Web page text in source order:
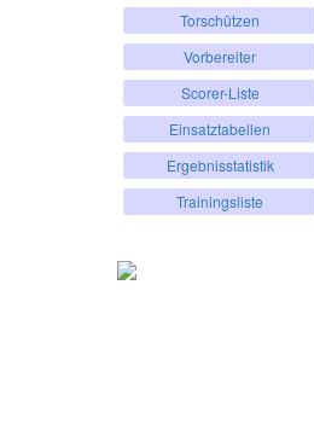
Torschützen
Vorbereiter
Scorer-Liste
Einsatztabellen
Ergebnisstatistik
Trainingsliste